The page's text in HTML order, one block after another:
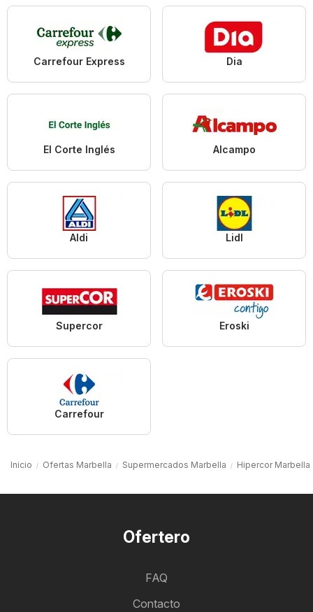
Carrefour Express Dia
El Corte Inglés Alcampo
Aldi Lidl
Supercor Eroski
Carrefour
Inicio Ofertas Marbella Supermercados Marbella Hipercor Marbella
Ofertero
FAQ
Contacto